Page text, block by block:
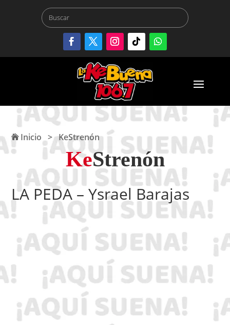
Inicio >KeStrenón
KeStrenón
LA PEDA – Ysrael Barajas